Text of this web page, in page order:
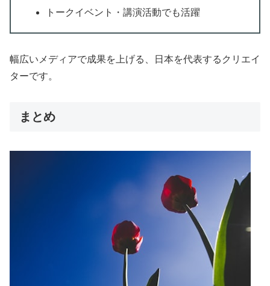
トークイベント・講演活動でも活躍
幅広いメディアで成果を上げる、日本を代表するクリエイ
ターです。
まとめ